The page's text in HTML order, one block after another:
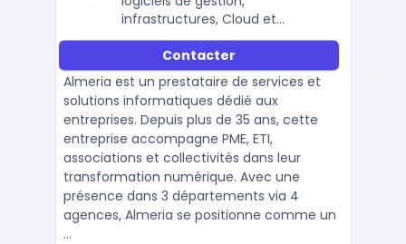
infrastructures, Cloud et
services de proximité.
Contacter
Almeria est un prestataire de services et
solutions informatiques dédié aux
entreprises. Depuis plus de 35 ans, cette
entreprise accompagne PME, ETI,
associations et collectivités dans leur
transformation numérique. Avec une
présence dans 3 départements via 4
agences, Almeria se positionne comme un
...